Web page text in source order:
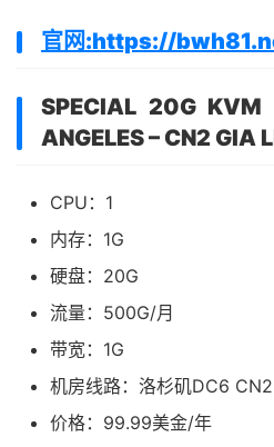
官网:https://
SPECIAL 20G KVM
ANGELES – CN2 GIA
CPU：1
内存：1G
硬盘：20G
流量：500G/月
带宽：1G
机房线路：洛杉矶DC6 CN2
价格：99.99美金/年